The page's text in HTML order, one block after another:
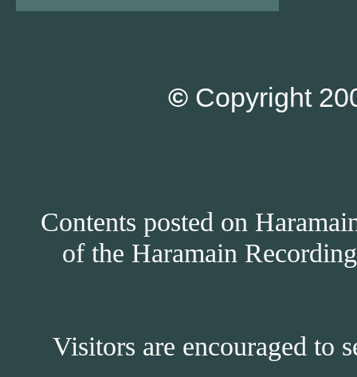
© Copyright
Contents posted on
of the Haramain
Visitors are encouraged to